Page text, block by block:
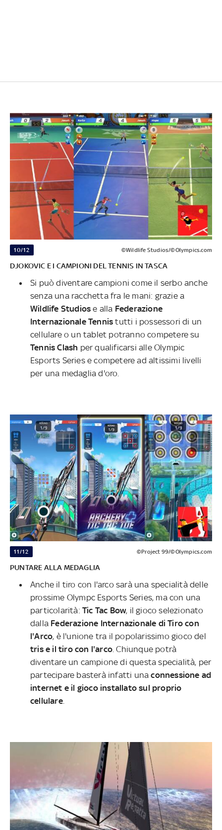
10/12 ©Wildlife Studios/©Olympics.com
DJOKOVIC E I CAMPIONI DEL TENNIS IN TASCA
Si può diventare campioni come il serbo anche
senza una racchetta fra le mani: grazie a
Wildlife Studios e alla Federazione
Internazionale Tennistutti i possessori di un
cellulare o un tablet potranno competere su
Tennis Clash per qualificarsi alle Olympic
Esports Series e competere ad altissimi livelli
per una medaglia d'oro.
11/12 ©Project 99/©Olympics.com
PUNTARE ALLA MEDAGLIA
Anche il tiro con l'arco sarà una specialità delle
prossime Olympc Esports Series, ma con una
particolarità: Tic Tac Bow, il gioco selezionato
dalla Federazione Internazionale di Tiro con
l'Arco, è l'unione tra il popolarissimo gioco del
tris e il tiro con l'arco. Chiunque potrà
diventare un campione di questa specialità, per
partecipare basterà infatti unaconnessione ad
internet e il gioco installato sul proprio
cellulare.